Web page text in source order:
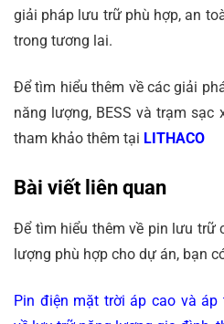
giải pháp lưu trữ phù hợp, an
trong tương lai.
Để tìm hiểu thêm về các giải
năng lượng, BESS và trạm sạc
tham khảo thêm tại LITHACO
Bài viết liên quan
Để tìm hiểu thêm về pin lưu trữ
lượng phù hợp cho dự án, bạn
Pin điện mặt trời áp cao và áp